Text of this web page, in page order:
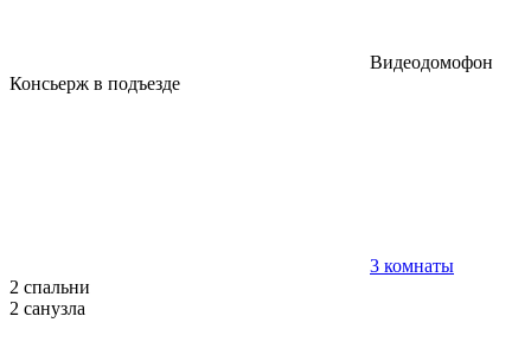
Видеодомофон
Консьерж в подъезде
3 комнаты
2 спальни
2 санузла